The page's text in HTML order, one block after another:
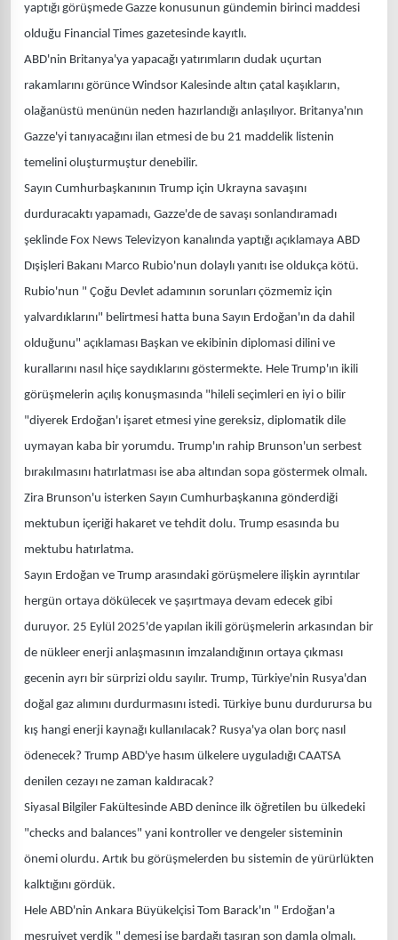
yaptığı görüşmede Gazze konusunun gündemin birinci maddesi
olduğu Financial Times gazetesinde kayıtlı.
ABD'nin Britanya'ya yapacağı yatırımların dudak uçurtan
rakamlarını görünce Windsor Kalesinde altın çatal kaşıkların,
olağanüstü menünün neden hazırlandığı anlaşılıyor. Britanya'nın
Gazze'yi tanıyacağını ilan etmesi de bu 21 maddelik listenin
temelini oluşturmuştur denebilir.
Sayın Cumhurbaşkanının Trump için Ukrayna savaşını
durduracaktı yapamadı, Gazze'de de savaşı sonlandıramadı
şeklinde Fox News Televizyon kanalında yaptığı açıklamaya ABD
Dışişleri Bakanı Marco Rubio'nun dolaylı yanıtı ise oldukça kötü.
Rubio'nun " Çoğu Devlet adamının sorunları çözmemiz için
yalvardıklarını" belirtmesi hatta buna Sayın Erdoğan'ın da dahil
olduğunu" açıklaması Başkan ve ekibinin diplomasi dilini ve
kurallarını nasıl hiçe saydıklarını göstermekte. Hele Trump'ın ikili
görüşmelerin açılış konuşmasında "hileli seçimleri en iyi o bilir
"diyerek Erdoğan'ı işaret etmesi yine gereksiz, diplomatik dile
uymayan kaba bir yorumdu. Trump'ın rahip Brunson'un serbest
bırakılmasını hatırlatması ise aba altından sopa göstermek olmalı.
Zira Brunson'u isterken Sayın Cumhurbaşkanına gönderdiği
mektubun içeriği hakaret ve tehdit dolu. Trump esasında bu
mektubu hatırlatma.
Sayın Erdoğan ve Trump arasındaki görüşmelere ilişkin ayrıntılar
hergün ortaya dökülecek ve şaşırtmaya devam edecek gibi
duruyor. 25 Eylül 2025'de yapılan ikili görüşmelerin arkasından bir
de nükleer enerji anlaşmasının imzalandığının ortaya çıkması
gecenin ayrı bir sürprizi oldu sayılır. Trump, Türkiye'nin Rusya'dan
doğal gaz alımını durdurmasını istedi. Türkiye bunu durdurursa bu
kış hangi enerji kaynağı kullanılacak? Rusya'ya olan borç nasıl
ödenecek? Trump ABD'ye hasım ülkelere uyguladığı CAATSA
denilen cezayı ne zaman kaldıracak?
Siyasal Bilgiler Fakültesinde ABD denince ilk öğretilen bu ülkedeki
"checks and balances" yani kontroller ve dengeler sisteminin
önemi olurdu. Artık bu görüşmelerden bu sistemin de yürürlükten
kalktığını gördük.
Hele ABD'nin Ankara Büyükelçisi Tom Barack'ın " Erdoğan'a
meşruiyet verdik " demesi ise bardağı taşıran son damla olmalı.